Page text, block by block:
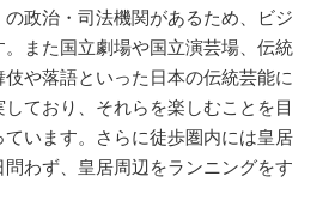
政治・司法機関があるため、ビジ
また国立劇場や国立演芸場、伝統
や落語といった日本の伝統芸能に
ており、それらを楽しむことを目
います。さらに徒歩圏内には皇居
問わず、皇居周辺をランニングをす